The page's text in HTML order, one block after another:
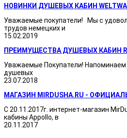
НОВИНКИ ДУШЕВЫХ КАБИН
Уважаемые покупатели! Мы с
трудов немецких и
15.02.2019
ПРЕИМУЩЕСТВА ДУШЕВЫХ КАБИН
Уважаемые Покупатели! Напоминаем
душевых
23.07.2018
МАГАЗИН MIRDUSHA.RU -
С 20.11.2017г. интернет-магазин
кабины Appollo, в
20.11.2017